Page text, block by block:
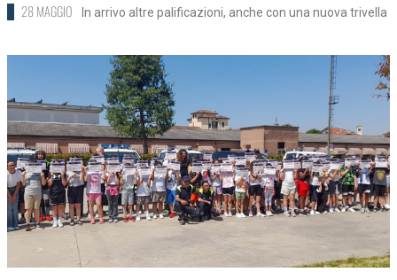
28 MAGGIO In arrivo altre palificazioni, anche con una nuova trivella